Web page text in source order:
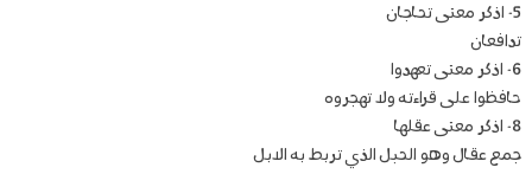
5- اذكر معنى تحاجان
تدافعان
6- اذكر معنى تعهدوا
حافظوا على قراءته ولا تهجروه
8- اذكر معنى عقلها
جمع عقال وهو الحبل الذي تربط به الابل